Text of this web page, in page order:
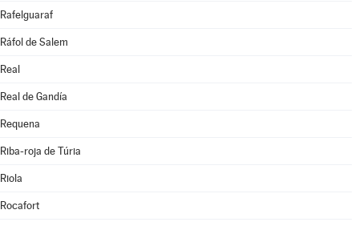
Rafelguaraf
Ráfol de Salem
Real
Real de Gandía
Requena
Riba-roja de Túria
Riola
Rocafort